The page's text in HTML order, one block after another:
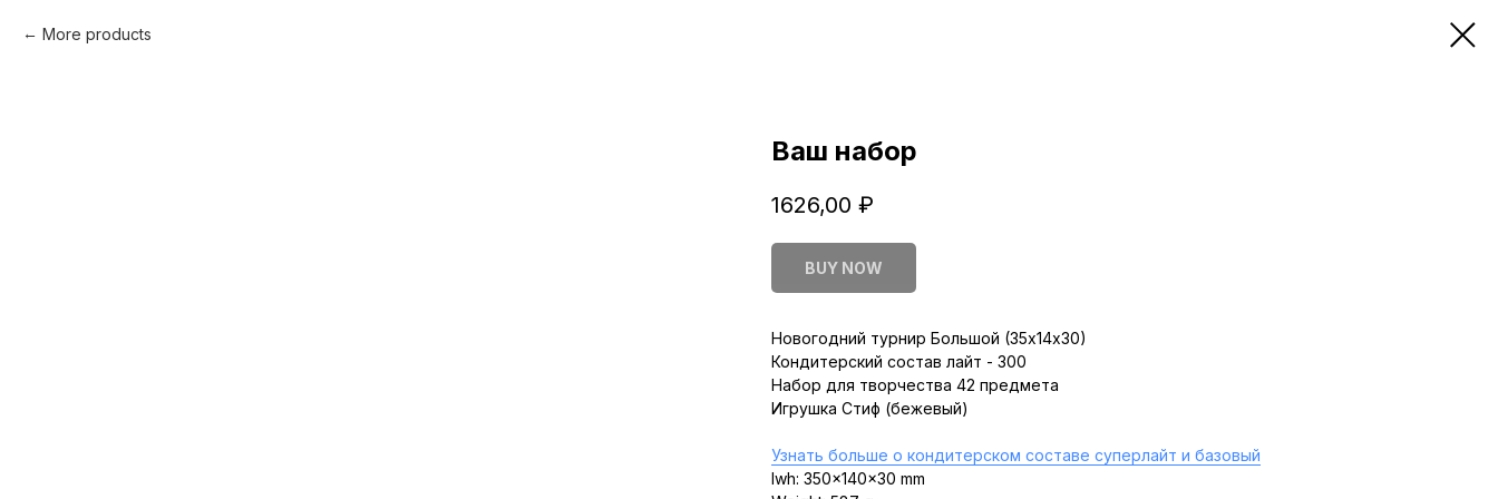
More products
Ваш набор
1626,00 ₽
BUY NOW
Новогодний турнир Большой (35х14х30)
Кондитерский состав лайт - 300
Набор для творчества 42 предмета
Игрушка Стиф (бежевый)
Узнать больше о кондитерском составе суперлайт и базовый
lwh: 350x140x30 mm